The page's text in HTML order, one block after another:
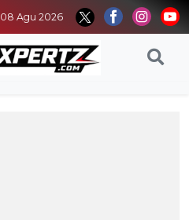
08 Agu 2026